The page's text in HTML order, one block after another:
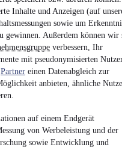
Inhalte und Anzeigen (auf
sowie um
gewinnen. Außerdem können wir
verbessern, Ihr
mit pseudonymisierten
Partner einen Datenabgleich zur
anbieten, ähnliche
auf einem Endgerät
von Werbeleistung und der
sowie Entwicklung und